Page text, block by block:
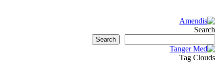
Search
Search
Tag Clouds